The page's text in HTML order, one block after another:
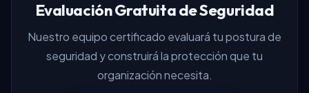
Evaluación Gratuita de Seguridad
Nuestro equipo certificado evaluará tu postura de
seguridad y construirá la protección que tu
organización necesita.